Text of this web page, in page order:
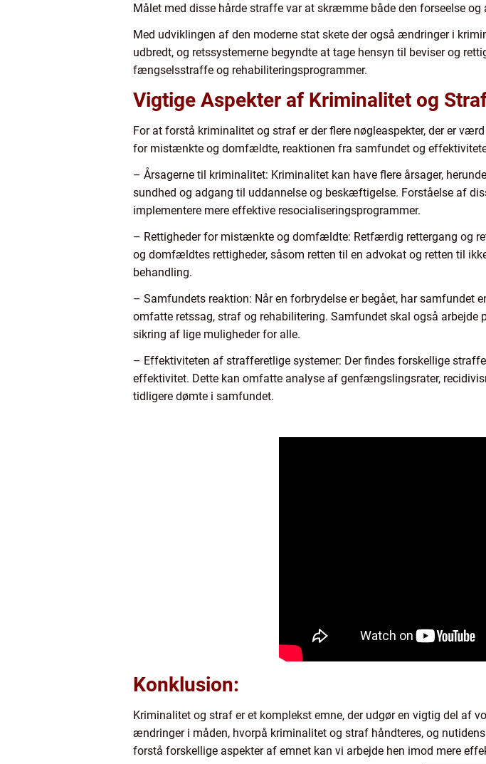
Målet med disse hårde straffe var at skræmme både den forseelse og
Med udviklingen af den moderne stat skete der også ændringer i
udbredt, og retssystemerne begyndte at tage hensyn til beviser og
fængselsstraffe og rehabiliteringsprogrammer.
Vigtige Aspekter af Kriminalitet og
For at forstå kriminalitet og straf er der flere nøgleaspekter, der er
for mistænkte og domfældte, reaktionen fra samfundet og
– Årsagerne til kriminalitet: Kriminalitet kan have flere årsager,
sundhed og adgang til uddannelse og beskæftigelse. Forståelse af
implementere mere effektive resocialiseringsprogrammer.
– Rettigheder for mistænkte og domfældte: Retfærdig rettergang og
og domfældtes rettigheder, såsom retten til en advokat og retten til
behandling.
– Samfundets reaktion: Når en forbrydelse er begået, har samfundet
omfatte retssag, straf og rehabilitering. Samfundet skal også
sikring af lige muligheder for alle.
– Effektiviteten af strafferetlige systemer: Der findes forskellige
effektivitet. Dette kan omfatte analyse af genfængslingsrater,
tidligere dømte i samfundet.
Konklusion:
Kriminalitet og straf er et komplekst emne, der udgør en vigtig del af
ændringer i måden, hvorpå kriminalitet og straf håndteres, og
forstå forskellige aspekter af emnet kan vi arbejde hen imod mere